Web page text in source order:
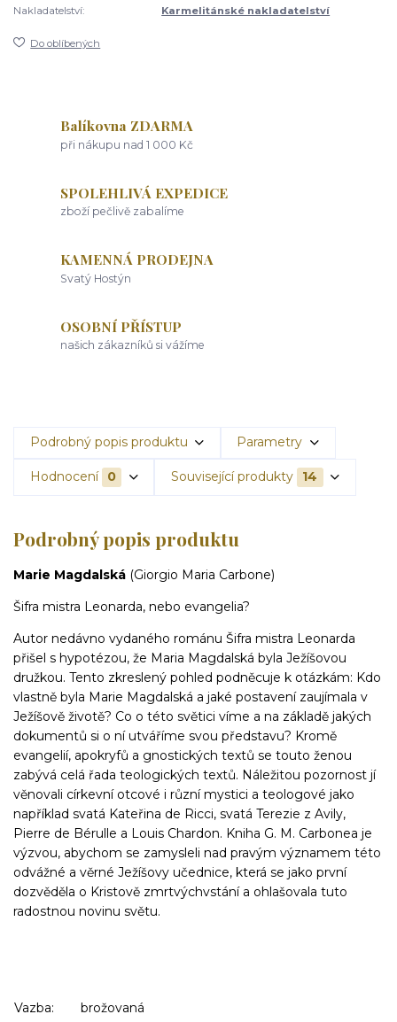
Nakladatelství:
Karmelitánské nakladatelství
Do oblíbených
Balíkovna ZDARMA
při nákupu nad 1 000 Kč
SPOLEHLIVÁ EXPEDICE
zboží pečlivě zabalíme
KAMENNÁ PRODEJNA
Svatý Hostýn
OSOBNÍ PŘÍSTUP
našich zákazníků si vážíme
Podrobný popis produktu Parametry
Hodnocení 0 Související produkty 14
Podrobný popis produktu
Marie Magdalská (Giorgio Maria Carbone)
Šifra mistra Leonarda, nebo evangelia?
Autor nedávno vydaného románu Šifra mistra Leonarda
přišel s hypotézou, že Maria Magdalská byla Ježíšovou
družkou. Tento zkreslený pohled podněcuje k otázkám: Kdo
vlastně byla Marie Magdalská a jaké postavení zaujímala v
Ježíšově životě? Co o této světici víme a na základě jakých
dokumentů si o ní utváříme svou představu? Kromě
evangelií, apokryfů a gnostických textů se touto ženou
zabývá celá řada teologických textů. Náležitou pozornost jí
věnovali církevní otcové i různí mystici a teologové jako
například svatá Kateřina de Ricci, svatá Terezie z Avily,
Pierre de Bérulle a Louis Chardon. Kniha G. M. Carbonea je
výzvou, abychom se zamysleli nad pravým významem této
odvážné a věrné Ježíšovy učednice, která se jako první
dozvěděla o Kristově zmrtvýchvstání a ohlašovala tuto
radostnou novinu světu.
Vazba:
brožovaná